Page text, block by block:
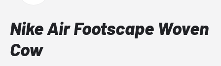
Nike Air Footscape Woven
Cow